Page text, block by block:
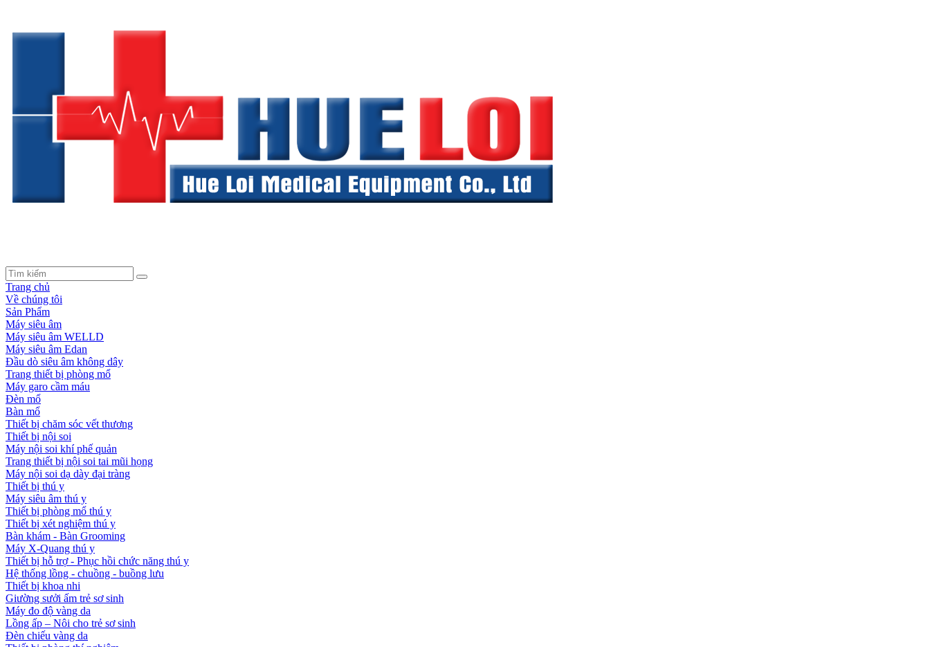
Trang chủ
Về chúng tôi
Sản Phẩm
Máy siêu âm
Máy siêu âm WELLD
Máy siêu âm Edan
Đầu dò siêu âm không dây
Trang thiết bị phòng mổ
Máy garo cầm máu
Đèn mổ
Bàn mổ
Thiết bị chăm sóc vết thương
Thiết bị nội soi
Máy nội soi khí phế quản
Trang thiết bị nội soi tai mũi họng
Máy nội soi dạ dày đại tràng
Thiết bị thú y
Máy siêu âm thú y
Thiết bị phòng mổ thú y
Thiết bị xét nghiệm thú y
Bàn khám - Bàn Grooming
Máy X-Quang thú y
Thiết bị hỗ trợ - Phục hồi chức năng thú y
Hệ thống lồng - chuồng - buồng lưu
Thiết bị khoa nhi
Giường sưởi ấm trẻ sơ sinh
Máy đo độ vàng da
Lồng ấp – Nôi cho trẻ sơ sinh
Đèn chiếu vàng da